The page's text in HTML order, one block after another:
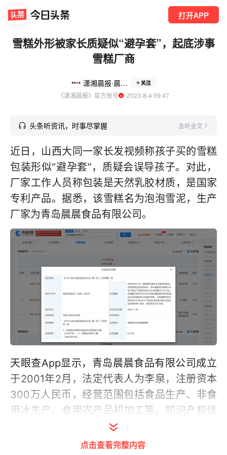
打开APP
雪糕外形被家长质疑似“避孕套”，起底涉事
雪糕厂商
潇湘晨报·晨视频 关注
《潇湘晨报》官方账号
  2023-8-4 09:47
头条听资讯，时事尽掌握 去听全文
近日，山西大同一家长发视频称孩子买的雪糕
包装形似“避孕套”，质疑会误导孩子。对此，
厂家工作人员称包装是天然乳胶材质，是国家
专利产品。据悉，该雪糕名为泡泡雪泥，生产
厂家为青岛晨晨食品有限公司。
天眼查App显示，青岛晨晨食品有限公司成立
于2001年2月，法定代表人为李泉，注册资本
300万人民币，经营范围包括食品生产、非食
用冰生产、食用农产品初加工等。知识产权信
息显示，该公司于2009年11月申请“一种流体
食品包装胶囊”专利，并于2010年8月获授权，
点击查看完整内容